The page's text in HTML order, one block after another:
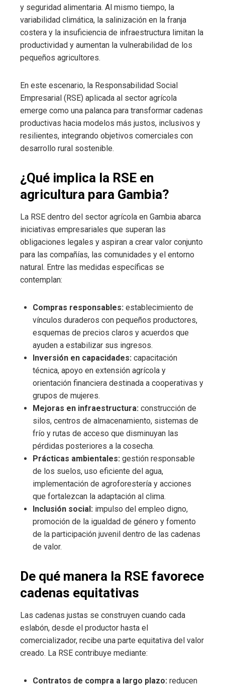
y seguridad alimentaria. Al mismo tiempo, la
variabilidad climática, la salinización en la franja
costera y la insuficiencia de infraestructura limitan la
productividad y aumentan la vulnerabilidad de los
pequeños agricultores.
En este escenario, la Responsabilidad Social
Empresarial (RSE) aplicada al sector agrícola
emerge como una palanca para transformar cadenas
productivas hacia modelos más justos, inclusivos y
resilientes, integrando objetivos comerciales con
desarrollo rural sostenible.
¿Qué implica la RSE en
agricultura para Gambia?
La RSE dentro del sector agrícola en Gambia abarca
iniciativas empresariales que superan las
obligaciones legales y aspiran a crear valor conjunto
para las compañías, las comunidades y el entorno
natural. Entre las medidas específicas se
contemplan:
Compras responsables: establecimiento de
vínculos duraderos con pequeños productores,
esquemas de precios claros y acuerdos que
ayuden a estabilizar sus ingresos.
Inversión en capacidades: capacitación
técnica, apoyo en extensión agrícola y
orientación financiera destinada a cooperativas y
grupos de mujeres.
Mejoras en infraestructura: construcción de
silos, centros de almacenamiento, sistemas de
frío y rutas de acceso que disminuyan las
pérdidas posteriores a la cosecha.
Prácticas ambientales: gestión responsable
de los suelos, uso eficiente del agua,
implementación de agroforestería y acciones
que fortalezcan la adaptación al clima.
Inclusión social: impulso del empleo digno,
promoción de la igualdad de género y fomento
de la participación juvenil dentro de las cadenas
de valor.
De qué manera la RSE favorece
cadenas equitativas
Las cadenas justas se construyen cuando cada
eslabón, desde el productor hasta el
comercializador, recibe una parte equitativa del valor
creado. La RSE contribuye mediante:
Contratos de compra a largo plazo: reducen